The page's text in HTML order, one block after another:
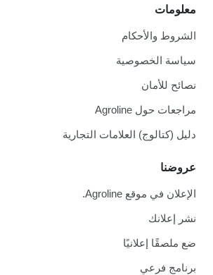
معلومات
الشروط والأحكام
سياسة الخصوصية
نصائح للأمان
مراجعات حول Agroline
دليل (كتالوج) العلامات التجارية
عروضنا
الإعلان في موقع Agroline.
نشر إعلانك
ضع ملصقًا إعلانيًا
برنامج فرعي